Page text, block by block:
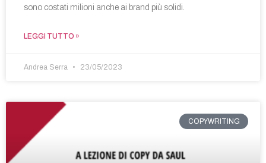
sono costati milioni anche ai brand più solidi.
LEGGI TUTTO »
Andrea Serra 23/05/2023
COPYWRITING